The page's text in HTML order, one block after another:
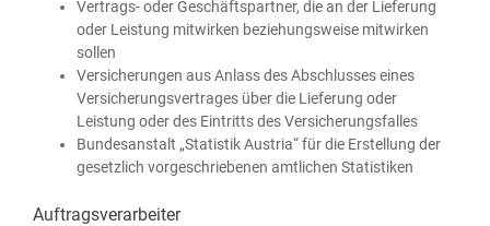
Ver­trags- oder Geschäfts­part­ner, die an der Lie­fe­rung
oder Leis­tung mit­wir­ken bezie­hungs­wei­se mit­wir­ken
sollen
Ver­si­che­run­gen aus Anlass des Abschlus­ses eines
Ver­si­che­rungs­ver­tra­ges über die Lie­fe­rung oder
Leis­tung oder des Ein­tritts des Versicherungsfalles
Bun­des­an­stalt „Sta­tis­tik Aus­tria“ für die Erstel­lung der
gesetz­lich vor­ge­schrie­be­nen amt­li­chen Statistiken
Auftragsverarbeiter